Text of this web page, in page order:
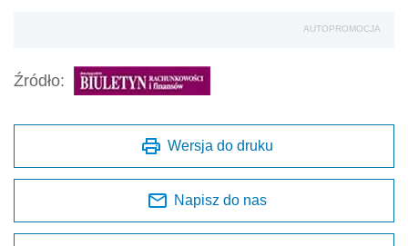
AUTOPROMOCJA
Źródło:
Wersja do druku
Napisz do nas